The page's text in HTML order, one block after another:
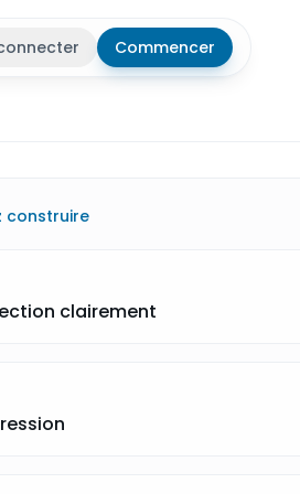
le thème Commencer
construire
clairement